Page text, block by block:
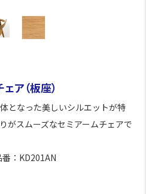
ア（板座）
となった美しいシルエットが特
がスムーズなセミアームチェアで
：KD201AN